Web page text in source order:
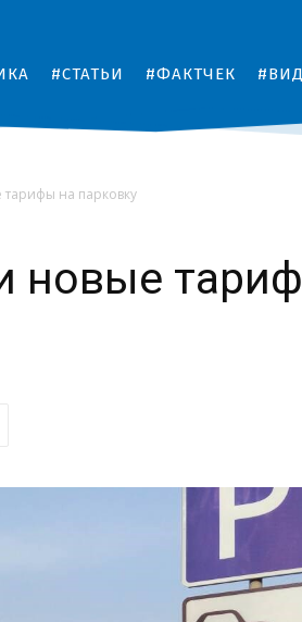
#СТАТЬИ #ФАКТЧЕК
тарифы на парковку
новые